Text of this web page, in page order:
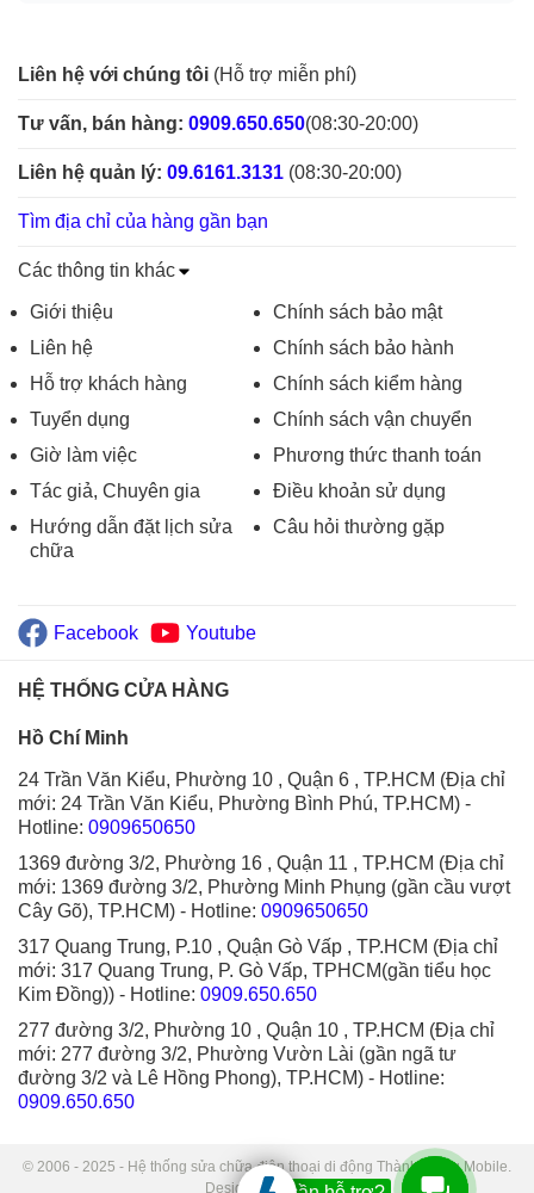
Liên hệ với chúng tôi (Hỗ trợ miễn phí)
Tư vấn, bán hàng: 0909.650.650(08:30-20:00)
Liên hệ quản lý: 09.6161.3131 (08:30-20:00)
Tìm địa chỉ của hàng gần bạn
Các thông tin khác
Giới thiệu
Liên hệ
Hỗ trợ khách hàng
Tuyển dụng
Giờ làm việc
Tác giả, Chuyên gia
Hướng dẫn đặt lịch sửa
chữa
Chính sách bảo mật
Chính sách bảo hành
Chính sách kiểm hàng
Chính sách vận chuyển
Phương thức thanh toán
Điều khoản sử dụng
Câu hỏi thường gặp
Facebook Youtube
HỆ THỐNG CỬA HÀNG
Hồ Chí Minh
24 Trần Văn Kiểu, Phường 10 , Quận 6 , TP.HCM (Địa chỉ
mới: 24 Trần Văn Kiểu, Phường Bình Phú, TP.HCM) -
Hotline: 0909650650
1369 đường 3/2, Phường 16 , Quận 11 , TP.HCM (Địa chỉ
mới: 1369 đường 3/2, Phường Minh Phụng (gần cầu vượt
Cây Gõ), TP.HCM) - Hotline: 0909650650
317 Quang Trung, P.10 , Quận Gò Vấp , TP.HCM (Địa chỉ
mới: 317 Quang Trung, P. Gò Vấp, TPHCM(gần tiểu học
Kim Đồng)) - Hotline: 0909.650.650
277 đường 3/2, Phường 10 , Quận 10 , TP.HCM (Địa chỉ
mới: 277 đường 3/2, Phường Vườn Lài (gần ngã tư
đường 3/2 và Lê Hồng Phong), TP.HCM) - Hotline:
0909.650.650
© 2006 - 2025 - Hệ thống sửa chữa điện thoại di động Thành Trung Mobile.
Designed by Sudo.